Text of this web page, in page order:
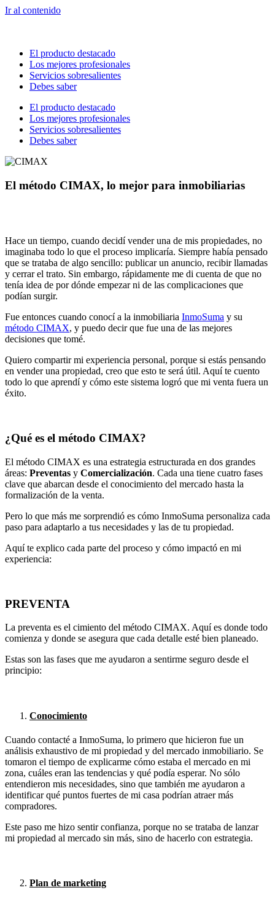
Ir al contenido
El producto destacado
Los mejores profesionales
Servicios sobresalientes
Debes saber
El producto destacado
Los mejores profesionales
Servicios sobresalientes
Debes saber
El método CIMAX, lo mejor para inmobiliarias
Hace un tiempo, cuando decidí vender una de mis propiedades, no
imaginaba todo lo que el proceso implicaría. Siempre había pensado
que se trataba de algo sencillo: publicar un anuncio, recibir llamadas
y cerrar el trato. Sin embargo, rápidamente me di cuenta de que no
tenía idea de por dónde empezar ni de las complicaciones que
podían surgir.
Fue entonces cuando conocí a la inmobiliaria InmoSuma y su
método CIMAX, y puedo decir que fue una de las mejores
decisiones que tomé.
Quiero compartir mi experiencia personal, porque si estás pensando
en vender una propiedad, creo que esto te será útil. Aquí te cuento
todo lo que aprendí y cómo este sistema logró que mi venta fuera un
éxito.
¿Qué es el método CIMAX?
El método CIMAX es una estrategia estructurada en dos grandes
áreas: Preventas y Comercialización. Cada una tiene cuatro fases
clave que abarcan desde el conocimiento del mercado hasta la
formalización de la venta.
Pero lo que más me sorprendió es cómo InmoSuma personaliza cada
paso para adaptarlo a tus necesidades y las de tu propiedad.
Aquí te explico cada parte del proceso y cómo impactó en mi
experiencia:
PREVENTA
La preventa es el cimiento del método CIMAX. Aquí es donde todo
comienza y donde se asegura que cada detalle esté bien planeado.
Estas son las fases que me ayudaron a sentirme seguro desde el
principio:
Conocimiento
Cuando contacté a InmoSuma, lo primero que hicieron fue un
análisis exhaustivo de mi propiedad y del mercado inmobiliario. Se
tomaron el tiempo de explicarme cómo estaba el mercado en mi
zona, cuáles eran las tendencias y qué podía esperar. No sólo
entendieron mis necesidades, sino que también me ayudaron a
identificar qué puntos fuertes de mi casa podrían atraer más
compradores.
Este paso me hizo sentir confianza, porque no se trataba de lanzar
mi propiedad al mercado sin más, sino de hacerlo con estrategia.
Plan de marketing